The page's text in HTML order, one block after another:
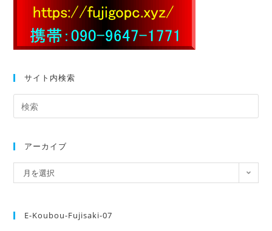
サイト内検索
アーカイブ
月を選択
E-Koubou-Fujisaki-07